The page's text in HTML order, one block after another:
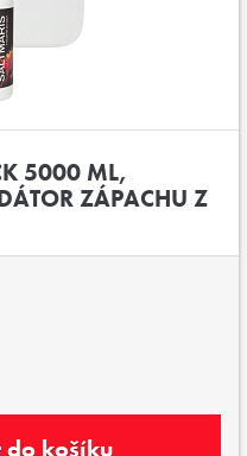
5000 ML,
ZÁPACHU Z
košíku